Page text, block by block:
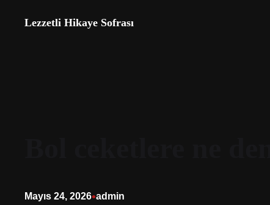
Lezzetli Hikaye Sofrası
Mayıs 24, 2026•admin